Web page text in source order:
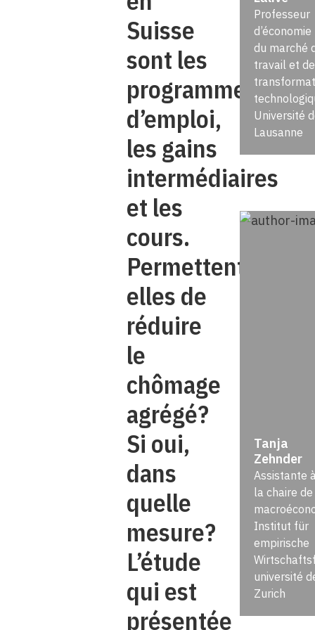
Suisse
sont les
programmes
d’emploi,
les gains
intermédiaires
et les
cours.
Permettent-
elles de
réduire
le
chômage
agrégé?
Si oui,
dans
quelle
mesure?
L’étude
qui est
présentée
Professeur
d’économie
du marché
travail et de
Université
Lausanne
Tanja
Zehnder
Assistante à
la chaire de
Institut für
empirische
université
Zurich